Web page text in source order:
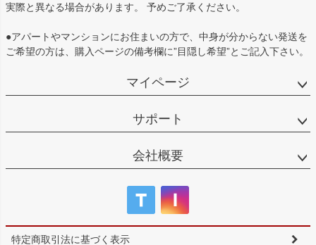
実際と異なる場合があります。 予めご了承ください。
●アパートやマンションにお住まいの方で、中身が分からない発送を
ご希望の方は、購入ページの備考欄に”目隠し希望”とご記入下さい。
マイページ
サポート
会社概要
特定商取引法に基づく表示